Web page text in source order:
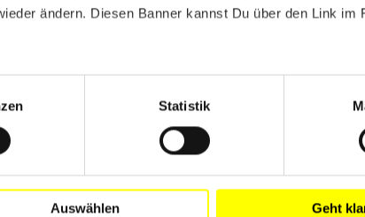
ändern. Diesen Banner kannst Du über den Link im
Statistik
Auswählen Geht
Nasrin
des Strafjustizsystems durch die
Nasrin Sotoudeh, deren
hatte, aus dem Gefängnis in ein
teilte auf Twitter mit, dass sie